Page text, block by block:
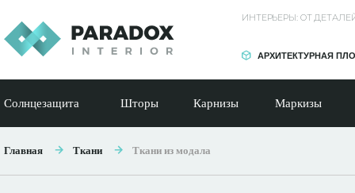
ИНТЕРЬЕРЫ: ОТ
АРХИТЕКТУРНАЯ
Солнцезащита Шторы Карнизы Маркизы
Главная Ткани Ткани из модала